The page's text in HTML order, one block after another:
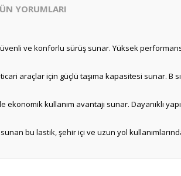
YORUMLARI
ve konforlu sürüş sunar. Yüksek
araçlar için güçlü taşıma kapasitesi sunar. B
kullanım avantajı sunar. Dayanıklı
bu lastik, şehir içi ve uzun yol